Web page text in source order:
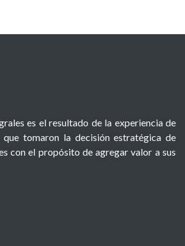
es el resultado de la experiencia de
que tomaron la decisión estratégica de
con el propósito de agregar valor a sus